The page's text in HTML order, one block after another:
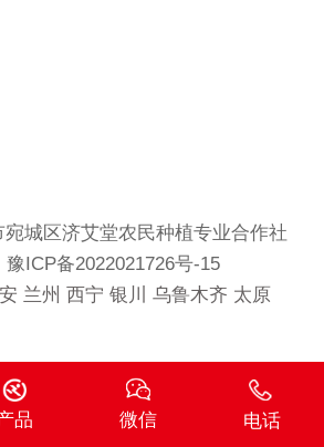
城区济艾堂农民种植专业合作社
豫ICP备2022021726号-15
兰州 西宁 银川 乌鲁木齐 太原
品 微信 电话